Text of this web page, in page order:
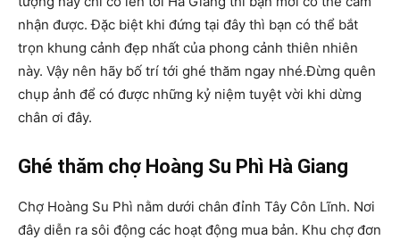
nhận được. Đặc biệt khi đứng tại đây thì bạn có thể bắt
trọn khung cảnh đẹp nhất của phong cảnh thiên nhiên
này. Vậy nên hãy bố trí tới ghé thăm ngay nhé.Đừng quên
chụp ảnh để có được những kỷ niệm tuyệt vời khi dừng
chân ơi đây.
Ghé thăm chợ Hoàng Su Phì Hà Giang
Chợ Hoàng Su Phì nằm dưới chân đỉnh Tây Côn Lĩnh. Nơi
đây diễn ra sôi động các hoạt động mua bản. Khu chợ đơn